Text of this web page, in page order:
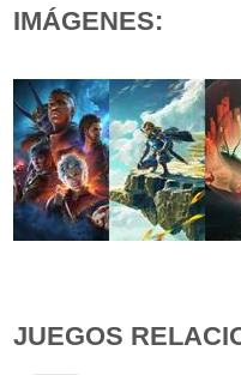
IMÁGENES:
JUEGOS